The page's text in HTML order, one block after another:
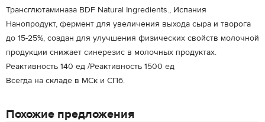
Трансглютаминаза BDF Natural Ingredients., Испания
Нанопродукт, фермент для увеличения выхода сыра и творога
до 15-25%, создан для улучшения физических свойств молочной
продукции cнижает синерезис в молочных продуктах.
Реактивность 140 ед /Реактивность 1500 ед
Всегда на складе в МСк и СПб.
Похожие предложения